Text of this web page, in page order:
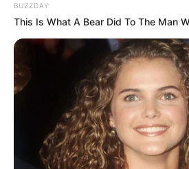
BUZZDAY
This Is What A Bear Did To The Man